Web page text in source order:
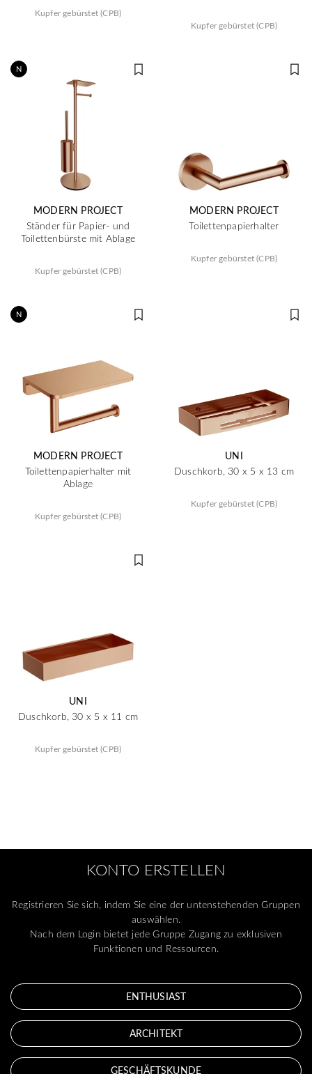
Kupfer gebürstet (CPB)
Kupfer gebürstet (CPB)
N
MODERN PROJECT
Ständer für Papier- und
Toilettenbürste mit Ablage
Kupfer gebürstet (CPB)
MODERN PROJECT
Toilettenpapierhalter
Kupfer gebürstet (CPB)
N
MODERN PROJECT
Toilettenpapierhalter mit
Ablage
Kupfer gebürstet (CPB)
UNI
Duschkorb, 30 x 5 x 13 cm
Kupfer gebürstet (CPB)
UNI
Duschkorb, 30 x 5 x 11 cm
Kupfer gebürstet (CPB)
KONTO ERSTELLEN
Registrieren Sie sich, indem Sie eine der untenstehenden Gruppen
auswählen.
Nach dem Login bietet jede Gruppe Zugang zu exklusiven
Funktionen und Ressourcen.
ENTHUSIAST
ARCHITEKT
GESCHÄFTSKUNDE